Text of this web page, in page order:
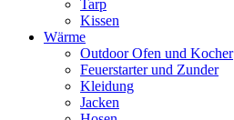
Tarp
Kissen
Wärme
Outdoor Ofen und Kocher
Feuerstarter und Zunder
Kleidung
Jacken